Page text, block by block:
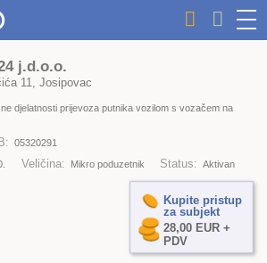
j.d.o.o.
11, Josipovac
djelatnosti prijevoza putnika vozilom s vozačem na
05320291
Veličina: Mikro poduzetnik Status: Aktivan
Kupite pristup
za subjekt
28,00 EUR +
PDV